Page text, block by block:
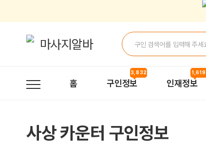
홈 구인정보
3,832
인재정보
1,619
사상 카운터 구인정보